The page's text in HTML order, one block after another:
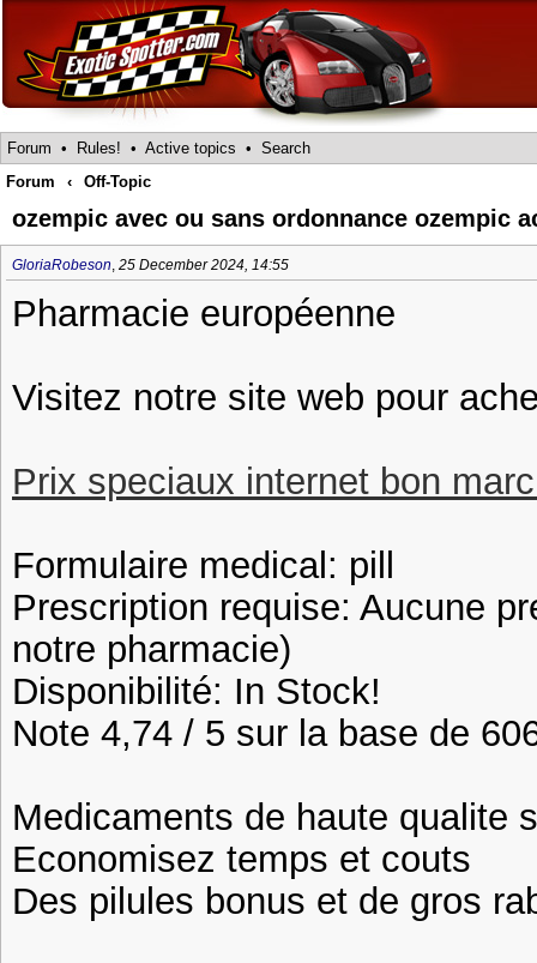
Forum • Rules! • Active topics • Search
Forum
‹ Off-Topic
ozempic avec ou sans ordonnance ozempic
GloriaRobeson, 25 December 2024, 14:55
Pharmacie européenne
Visitez notre site web pour
Prix speciaux internet bon
Formulaire medical: pill
Prescription requise: Aucune
notre pharmacie)
Disponibilité: In Stock!
Note 4,74 / 5 sur la base de
Medicaments de haute qualite
Economisez temps et couts
Des pilules bonus et de gros